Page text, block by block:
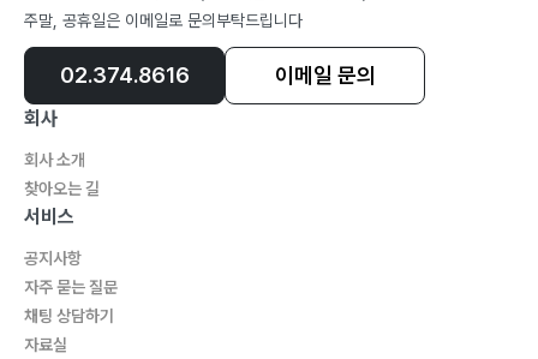
주말, 공휴일은 이메일로 문의부탁드립니다
02.374.8616 이메일 문의
회사
회사 소개
찾아오는 길
서비스
공지사항
자주 묻는 질문
채팅 상담하기
자료실